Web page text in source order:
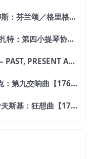
Leonard Bernstein – 西贝柳斯：芬兰颂／格里格：培尔·金特组曲【44.1kHz／24bit】
Jascha Heifetz – 海菲兹／莫扎特：第四小提琴协奏曲，第五小提琴协奏曲《土耳其》／维瓦尔第：小提琴与大提琴协奏曲，RV 547【192kHz／24bit】
Michael Jackson – HIStory – PAST, PRESENT AND FUTURE – BOOK I【96kHz／24bit】
Fritz Reiner – 莱纳／德沃夏克：第九交响曲【176.4kHz／24bit】
Leopold Stokowski – 史托考夫斯基：狂想曲【176.4kHz／24bit】